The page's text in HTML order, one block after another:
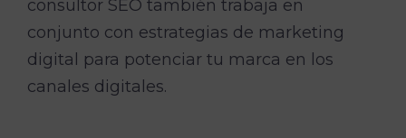
consultor SEO también trabaja en
conjunto con estrategias de marketing
digital para potenciar tu marca en los
canales digitales.